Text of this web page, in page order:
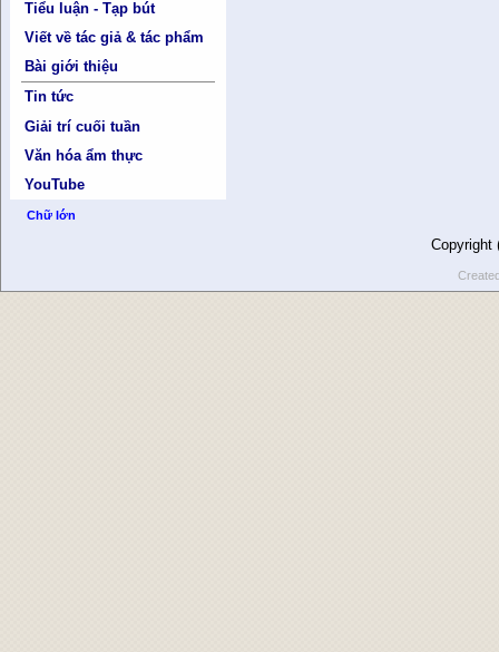
Tiểu luận - Tạp bút
Viết về tác giả & tác phẩm
Bài giới thiệu
Tin tức
Giải trí cuối tuần
Văn hóa ẩm thực
YouTube
Chữ lớn
Copyright